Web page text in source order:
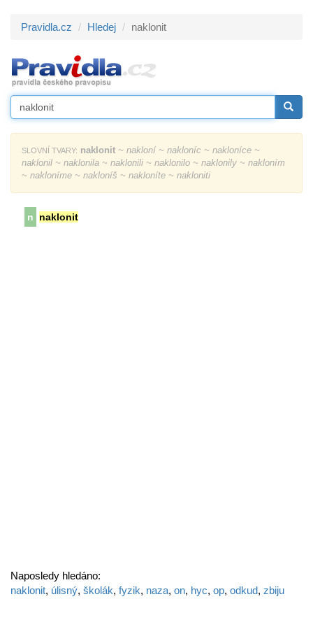
Pravidla.cz Hledej naklonit
SLOVNÍ TVARY: naklonit ~ nakloní ~ nakloníc ~ nakloníce ~
naklonil ~ naklonila ~ naklonili ~ naklonilo ~ naklonily ~ nakloním
~ nakloníme ~ nakloníš ~ nakloníte ~ nakloniti
n naklonit
Naposledy hledáno:
naklonit, úlisný, školák, fyzik, naza, on, hyc, op, odkud, zbiju